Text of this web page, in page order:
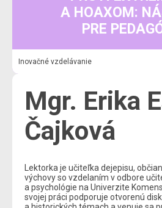
A HOAXOM:
PRE
Inovačné vzdelávanie
Mgr. Erika
Čajková
Lektorka je učiteľka dejepisu,
výchovy so vzdelaním v odbore
a psychológie na Univerzite
svojej práci podporuje otvorenú